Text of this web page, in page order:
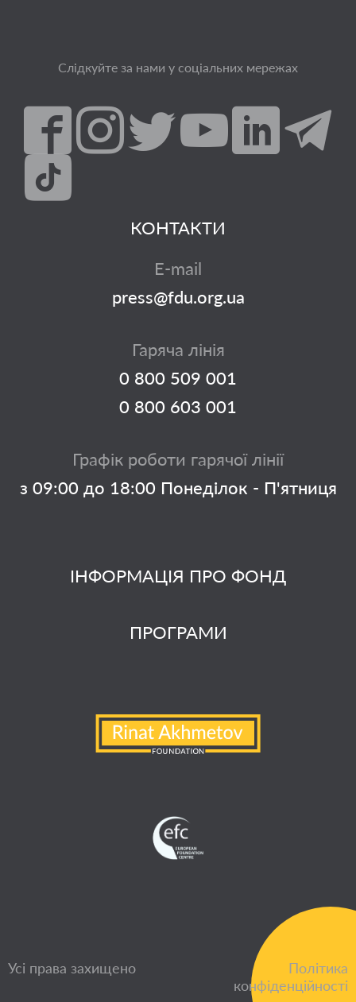
Слідкуйте за нами у соціальних мережах
ІНФОРМАЦІЯ ПРО ФОНД
ПРОГРАМИ
КОНТАКТИ
E-mail
press@fdu.org.ua
Гаряча лінія
0 800 509 001
0 800 603 001
Графік роботи гарячої лінії
з 09:00 до 18:00 Понеділок - П'ятниця
Усі права захищено
Політика
конфіденційності